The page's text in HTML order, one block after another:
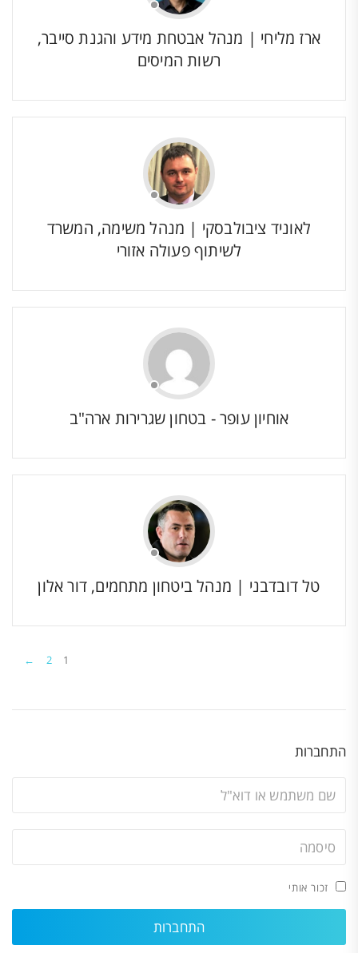
ארז מליחי | מנהל אבטחת מידע והגנת סייבר,
רשות המיסים
לאוניד ציבולבסקי | מנהל משימה, המשרד
לשיתוף פעולה אזורי
אוחיון עופר - בטחון שגרירות ארה"ב
טל דובדבני | מנהל ביטחון מתחמים, דור אלון
1
2
←
התחברות
זכור אותי